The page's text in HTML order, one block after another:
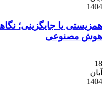
یا جایگزینی؛ نگاهی به
مصنوعی